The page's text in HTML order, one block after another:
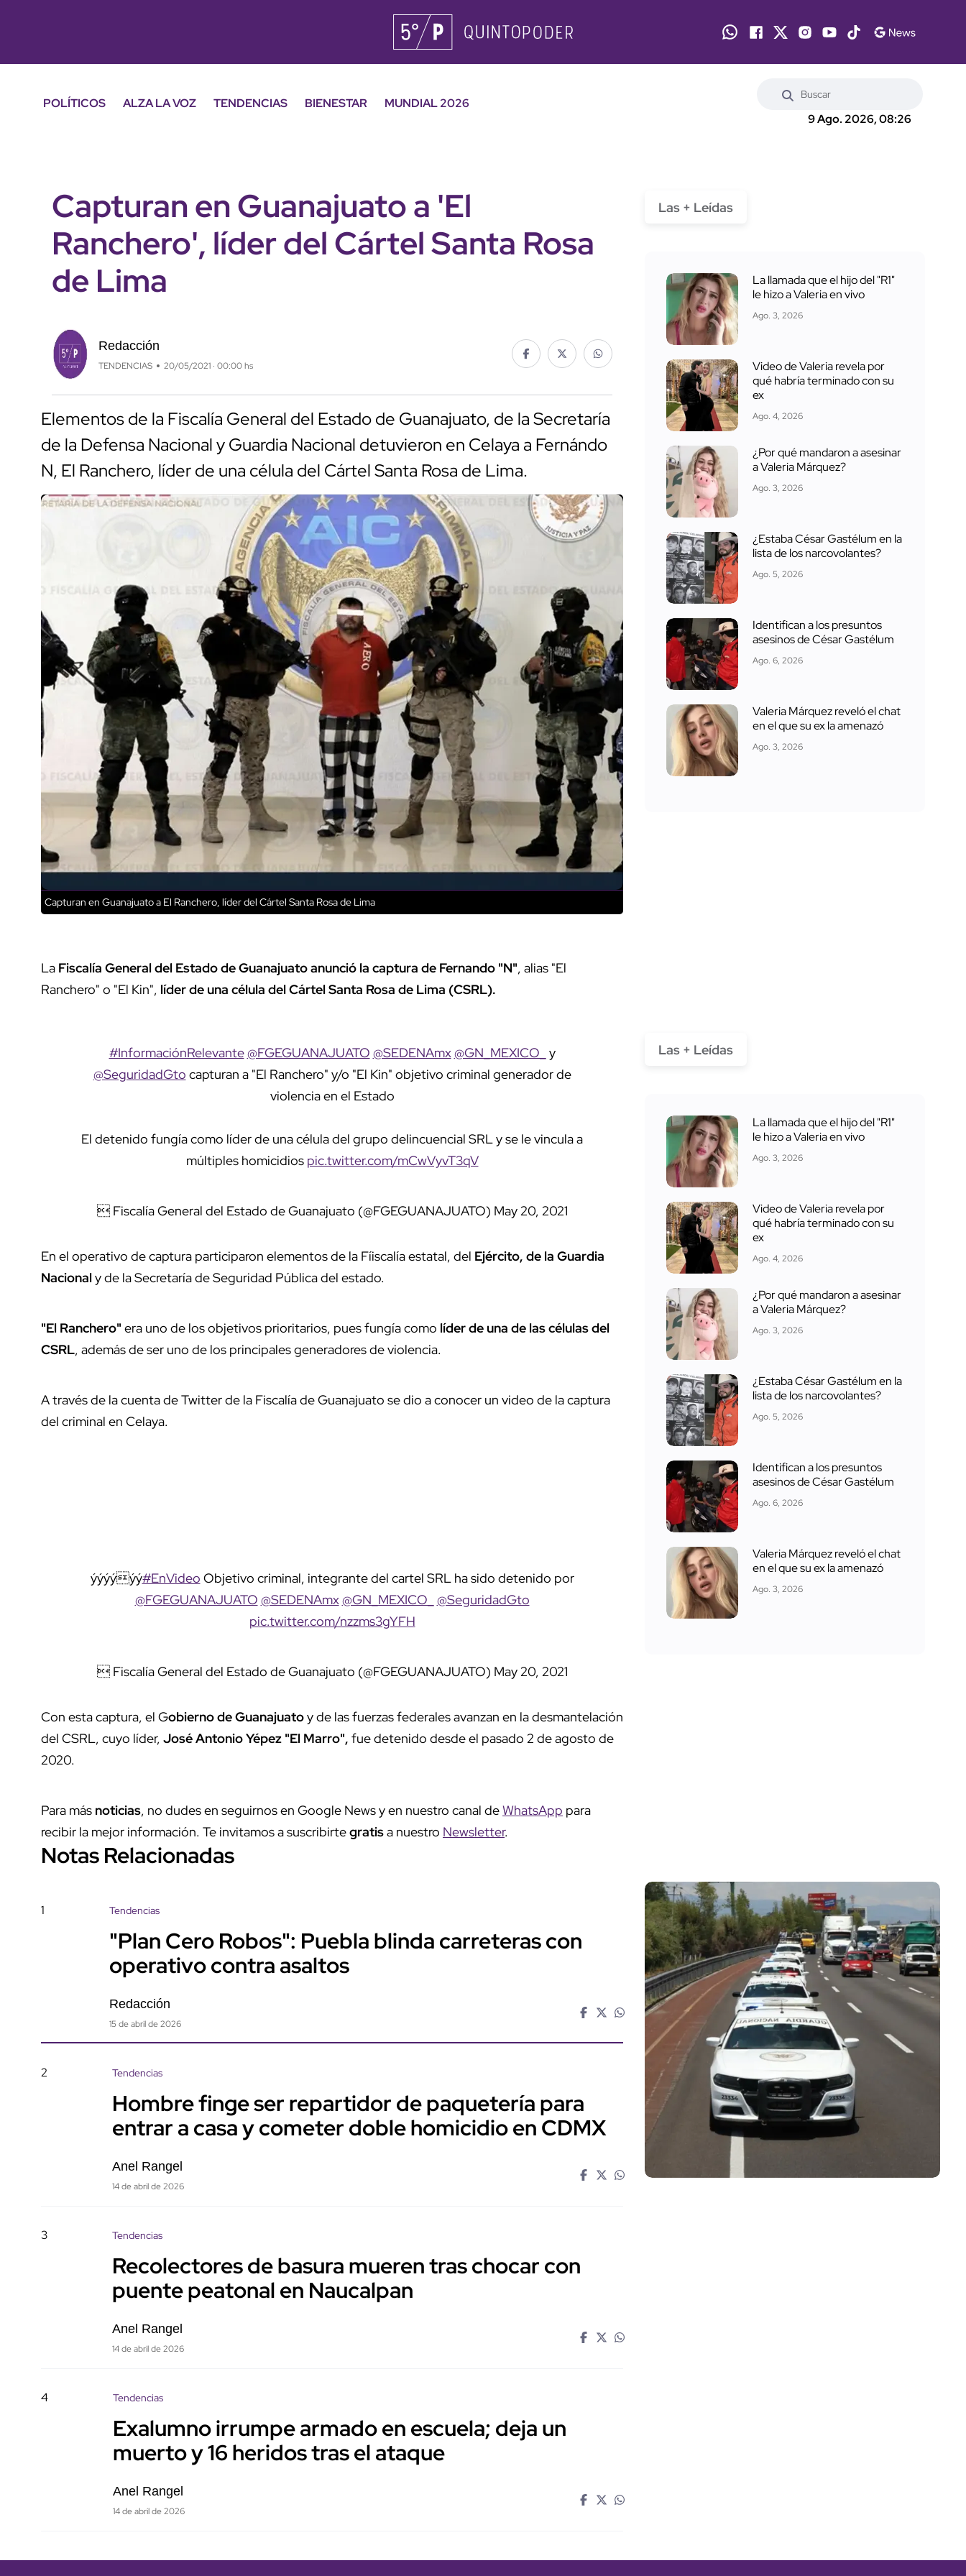
POLÍTICOS ALZA LA VOZ TENDENCIAS BIENESTAR
MUNDIAL 2026
9 Ago. 2026, 08:26
Capturan en Guanajuato a 'El
Ranchero', líder del Cártel Santa Rosa
de Lima
Redacción
TENDENCIAS 20/05/2021 · 00:00 hs
Elementos de la Fiscalía General del Estado de Guanajuato, de la Secretaría
de la Defensa Nacional y Guardia Nacional detuvieron en Celaya a Fernándo
N, El Ranchero, líder de una célula del Cártel Santa Rosa de Lima.
Capturan en Guanajuato a El Ranchero, líder del Cártel Santa Rosa de Lima
La Fiscalía General del Estado de Guanajuato anunció la captura de Fernando "N", alias "El
Ranchero" o "El Kin", líder de una célula del Cártel Santa Rosa de Lima (CSRL).
#InformaciónRelevante@FGEGUANAJUATO @SEDENAmx@GN_MEXICO_
y
@SeguridadGto capturan a "El Ranchero" y/o "El Kin" objetivo criminal generador de
violencia en el Estado
El detenido fungía como líder de una célula del grupo delincuencial SRL y se le vincula a
múltiples homicidios pic.twitter.com/mCwVyvT3qV
 Fiscalía General del Estado de Guanajuato (@FGEGUANAJUATO) May 20, 2021
En el operativo de captura participaron elementos de la Fíiscalía estatal, del Ejército, de la Guardia
Nacionaly de la Secretaría de Seguridad Pública del estado.
"El Ranchero" era uno de los objetivos prioritarios, pues fungía como líder de una de las células del
CSRL, además de ser uno de los principales generadores de violencia.
A través de la cuenta de Twitter de la Fiscalía de Guanajuato se dio a conocer un video de la captura
del criminal en Celaya.
ýýýýýý#EnVideo Objetivo criminal, integrante del cartel SRL ha sido detenido por
@FGEGUANAJUATO @SEDENAmx@GN_MEXICO_
@SeguridadGto
pic.twitter.com/nzzms3gYFH
 Fiscalía General del Estado de Guanajuato (@FGEGUANAJUATO) May 20, 2021
Con esta captura, el Gobierno de Guanajuatoy de las fuerzas federales avanzan en la desmantelación
del CSRL, cuyo líder, José Antonio Yépez "El Marro", fue detenido desde el pasado 2 de agosto de
2020.
Para más noticias, no dudes en seguirnos en Google News y en nuestro canal deWhatsApp para
recibir la mejor información. Te invitamos a suscribirtegratisa nuestro Newsletter.
Notas Relacionadas
1 Tendencias
"Plan Cero Robos": Puebla blinda carreteras con
operativo contra asaltos
Redacción
15 de abril de 2026
2 Tendencias
Hombre finge ser repartidor de paquetería para
entrar a casa y cometer doble homicidio en CDMX
Anel Rangel
14 de abril de 2026
3 Tendencias
Recolectores de basura mueren tras chocar con
puente peatonal en Naucalpan
Anel Rangel
14 de abril de 2026
4 Tendencias
Exalumno irrumpe armado en escuela; deja un
muerto y 16 heridos tras el ataque
Anel Rangel
14 de abril de 2026
Las + Leídas
La llamada que el hijo del "R1"
le hizo a Valeria en vivo
Ago. 3, 2026
Video de Valeria revela por
qué habría terminado con su
ex
Ago. 4, 2026
¿Por qué mandaron a asesinar
a Valeria Márquez?
Ago. 3, 2026
¿Estaba César Gastélum en la
lista de los narcovolantes?
Ago. 5, 2026
Identifican a los presuntos
asesinos de César Gastélum
Ago. 6, 2026
Valeria Márquez reveló el chat
en el que su ex la amenazó
Ago. 3, 2026
Las + Leídas
La llamada que el hijo del "R1"
le hizo a Valeria en vivo
Ago. 3, 2026
Video de Valeria revela por
qué habría terminado con su
ex
Ago. 4, 2026
¿Por qué mandaron a asesinar
a Valeria Márquez?
Ago. 3, 2026
¿Estaba César Gastélum en la
lista de los narcovolantes?
Ago. 5, 2026
Identifican a los presuntos
asesinos de César Gastélum
Ago. 6, 2026
Valeria Márquez reveló el chat
en el que su ex la amenazó
Ago. 3, 2026